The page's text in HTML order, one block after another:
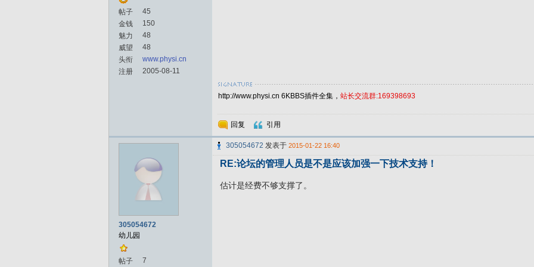
帖子
45
金钱
150
魅力
48
威望
48
头衔
www.physi.cn
注册
2005-08-11
http://www.physi.cn 6KBBS插件全集， 站长交流群:169398693
回复 引用
305054672
幼儿园
帖子 7
305054672 发表于 2015-01-22 16:40
RE:论坛的管理人员是不是应该加强一下技术支持！
估计是经费不够支撑了。